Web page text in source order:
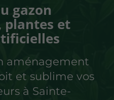
gazon
plantes et
aménagement
et sublime vos
à Sainte-